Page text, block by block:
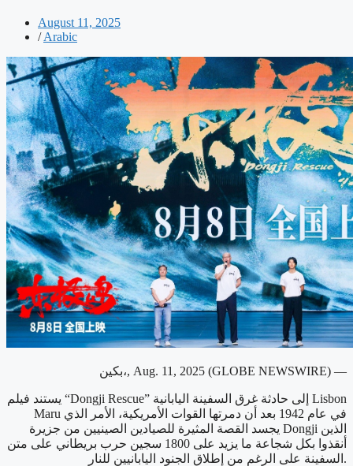
August 11, 2025
/ Arabic
بكين،, Aug. 11, 2025 (GLOBE NEWSWIRE) —
يستند فيلم “Dongji Rescue” إلى حادثة غرق السفينة اليابانية Lisbon
Maru في عام 1942 بعد أن دمرتها القوات الأمريكية، الأمر الذي
يجسد القصة المثيرة للصيادين الصينيين من جزيرة Dongji الذين
أنقذوا بكل شجاعة ما يزيد على 1800 سجين حرب بريطاني على متن
السفينة على الرغم من إطلاق الجنود اليابانيين للنار.